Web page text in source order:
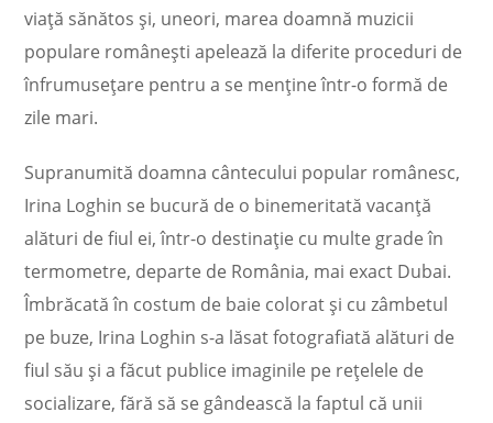
viață sănătos și, uneori, marea doamnă muzicii
populare românești apelează la diferite proceduri de
înfrumusețare pentru a se menține într-o formă de
zile mari.
Supranumită doamna cântecului popular românesc,
Irina Loghin se bucură de o binemeritată vacanță
alături de fiul ei, într-o destinație cu multe grade în
termometre, departe de România, mai exact Dubai.
Îmbrăcată în costum de baie colorat și cu zâmbetul
pe buze, Irina Loghin s-a lăsat fotografiată alături de
fiul său și a făcut publice imaginile pe rețelele de
socializare, fără să se gândească la faptul că unii